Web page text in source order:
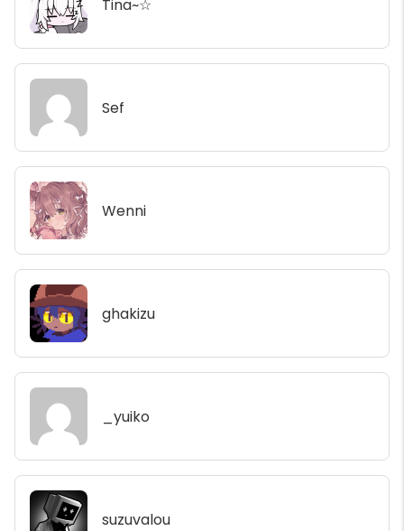
Tina~☆
Sef
Wenni
ghakizu
_yuiko
suzuvalou